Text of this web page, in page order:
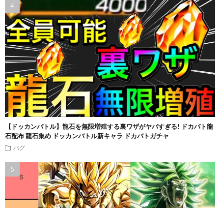
【ドッカンバトル】龍石を無限増殖する裏ワザがヤバすぎる! ドカバト龍
石配布 龍石集め ドッカンバトル新キャラ ドカバトガチャ
バグ